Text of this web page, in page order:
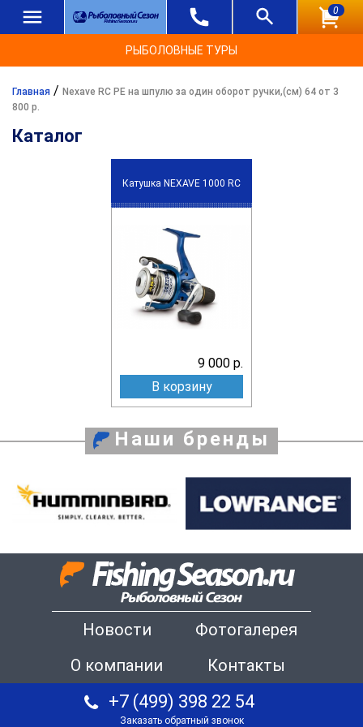
0
РЫБОЛОВНЫЕ ТУРЫ
Главная / Nexave RC PE на шпулю за один оборот ручки,(см) 64 от 3
800 р.
Каталог
Катушка NEXAVE 1000 RC
9 000 р.
В корзину
Наши бренды
Новости
Фотогалерея
О компании
Контакты
+7 (499) 398 22 54
Заказать обратный звонок